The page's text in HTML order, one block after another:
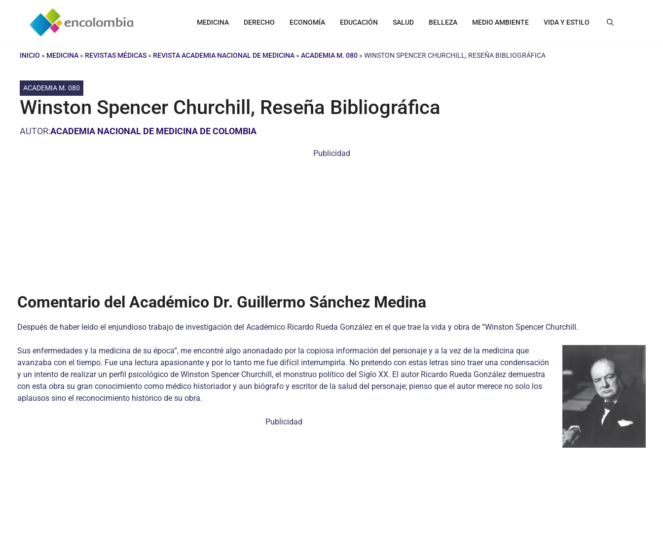
contenido
MEDICINA DERECHO ECONOMÍA EDUCACIÓN SALUD BELLEZA MEDIO AMBIENTE VIDA Y ESTILO
INICIO » MEDICINA » REVISTAS MÉDICAS » REVISTA ACADEMIA NACIONAL DE MEDICINA » ACADEMIA M. 080 » WINSTON SPENCER CHURCHILL, RESEÑA BIBLIOGRÁFICA
ACADEMIA M. 080
Winston Spencer Churchill, Reseña Bibliográfica
AUTOR:ACADEMIA NACIONAL DE MEDICINA DE COLOMBIA
Publicidad
Comentario del Académico Dr. Guillermo Sánchez Medina
Después de haber leído el enjundioso trabajo de investigación del Académico Ricardo Rueda González en el que trae la vida y obra de “Winston Spencer Churchill.
Sus enfermedades y la medicina de su época”, me encontré algo anonadado por la copiosa información del personaje y a la vez de la medicina que
avanzaba con el tiempo. Fue una lectura apasionante y por lo tanto me fue difícil interrumpirla. No pretendo con estas letras sino traer una condensación
y un intento de realizar un perfil psicológico de Winston Spencer Churchill, el monstruo político del Siglo XX. El autor Ricardo Rueda González demuestra
con esta obra su gran conocimiento como médico historiador y aun biógrafo y escritor de la salud del personaje; pienso que el autor merece no solo los
aplausos sino el reconocimiento histórico de su obra.
Publicidad